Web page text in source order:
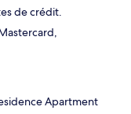
de crédit.
Apartment